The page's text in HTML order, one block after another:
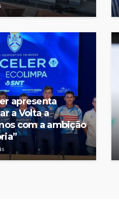
apresenta
a Volta a
com a ambição